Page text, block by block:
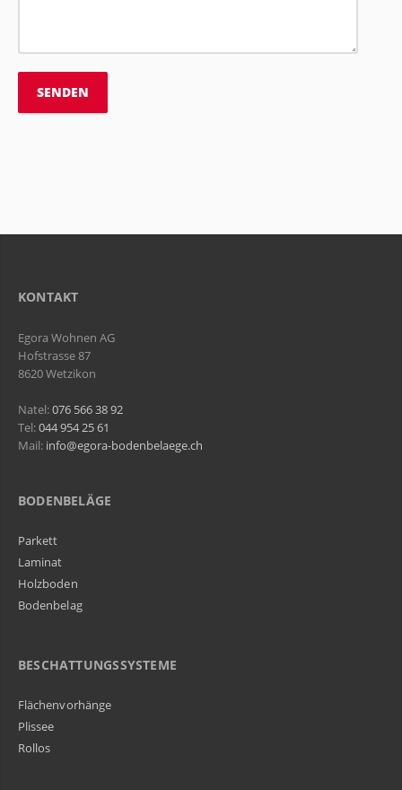
KONTAKT
Egora Wohnen AG
Hofstrasse 87
8620 Wetzikon
Natel:076 566 38 92
Tel:044 954 25 61
Mail: info@egora-bodenbelaege.ch
BODENBELÄGE
Parkett
Laminat
Holzboden
Bodenbelag
BESCHATTUNGSSYSTEME
Flächenvorhänge
Plissee
Rollos